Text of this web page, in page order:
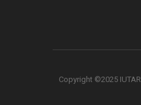
Copyright ©2025 IUTAR.